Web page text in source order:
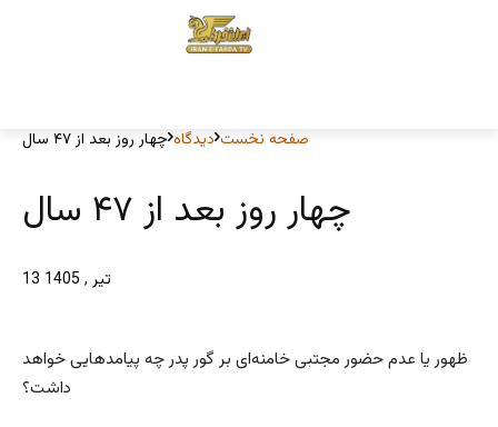
صفحه نخست دیدگاه چهار روز بعد از ۴۷ سال
چهار روز بعد از ۴۷ سال
13 تیر , 1405
ظهور یا عدم حضور مجتبی خامنه‌ای بر گور پدر چه پیامدهایی خواهد
داشت؟